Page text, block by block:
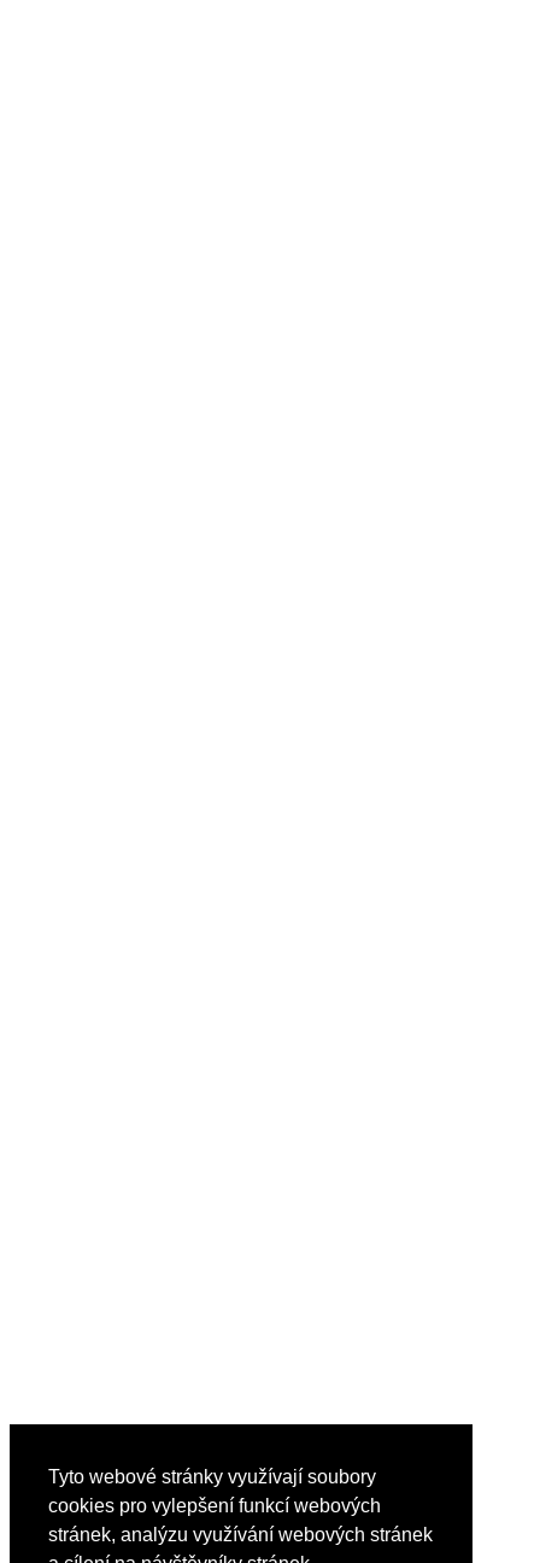
Tyto webové stránky využívají soubory
cookies pro vylepšení funkcí webových
stránek, analýzu využívání webových stránek